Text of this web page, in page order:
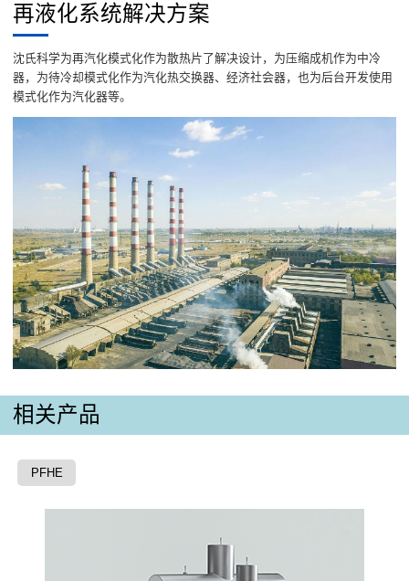
再液化系统解决方案
沈氏科学为再汽化模式化作为散热片了解决设计，为压缩成机作为中冷
器，为待冷却模式化作为汽化热交换器、经济社会器，也为后台开发使用
模式化作为汽化器等。
相关产品
PFHE